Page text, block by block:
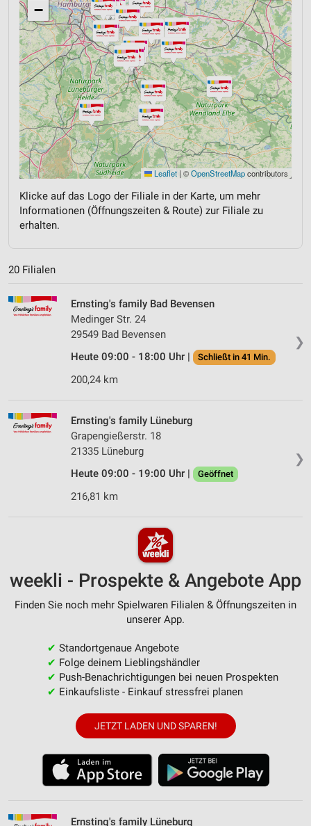
−
Leaflet | ©OpenStreetMapcontributors
Klicke auf das Logo der Filiale in der Karte, um mehr
Informationen (Öffnungszeiten & Route) zur Filiale zu
erhalten.
20 Filialen
❯
Ernsting's family Bad Bevensen
Medinger Str. 24
29549 Bad Bevensen
Heute 09:00 - 18:00 Uhr |
Schließt in 41 Min.
200,24 km
❯
Ernsting's family Lüneburg
Grapengießerstr. 18
21335 Lüneburg
Heute 09:00 - 19:00 Uhr |
Geöffnet
216,81 km
weekli - Prospekte & Angebote App
Finden Sie noch mehr Spielwaren Filialen & Öffnungszeiten in
unserer App.
✔ Standortgenaue Angebote
✔ Folge deinem Lieblingshändler
✔ Push-Benachrichtigungen bei neuen Prospekten
✔ Einkaufsliste - Einkauf stressfrei planen
JETZT LADEN UND SPAREN!
Ernsting's family Lüneburg